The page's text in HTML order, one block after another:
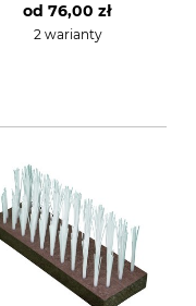
od 76,00 zł
2 warianty